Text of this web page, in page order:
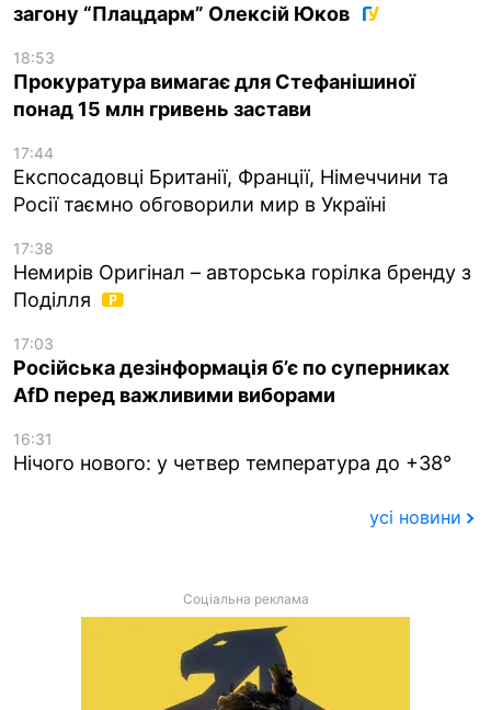
загону “Плацдарм” Олексій Юков
18:53
Прокуратура вимагає для Стефанішиної
понад 15 млн гривень застави
17:44
Експосадовці Британії, Франції, Німеччини та
Росії таємно обговорили мир в Україні
17:38
Немирів Оригінал – авторська горілка бренду з
Поділля
17:03
Російська дезінформація б’є по суперниках
AfD перед важливими виборами
16:31
Нічого нового: у четвер температура до +38°
усі новини
Соціальна реклама